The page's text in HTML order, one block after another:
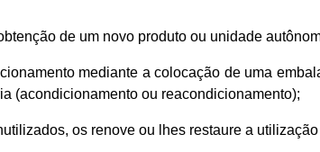
de um novo produto ou unidade
mediante a colocação de uma
(acondicionamento ou reacondicionamento);
os renove ou lhes restaure a